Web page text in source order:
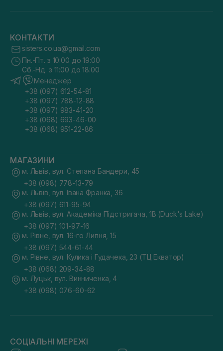
КОНТАКТИ
sisters.co.ua@gmail.com
Пн.-Пт. з 10:00 до 19:00
Сб.-Нд. з 11:00 до 18:00
Менеджер
+38 (097) 612-54-81
+38 (097) 788-12-88
+38 (097) 983-41-20
+38 (068) 693-46-00
+38 (068) 951-22-86
МАГАЗИНИ
м. Львів, вул. Степана Бандери, 45
+38 (098) 778-13-79
м. Львів, вул. Івана Франка, 36
+38 (097) 611-95-94
м. Львів, вул. Академіка Підстригача, 1В (Duck's Lake)
+38 (097) 101-97-16
м. Рівне, вул. 16-го Липня, 15
+38 (097) 544-61-44
м. Рівне, вул. Кулика і Гудачека, 23 (ТЦ Екватор)
+38 (068) 209-34-88
м. Луцьк, вул. Винниченка, 4
+38 (098) 076-60-62
СОЦІАЛЬНІ МЕРЕЖІ